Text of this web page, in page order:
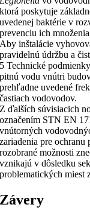
ktorá poskytuje
uvedenej baktérie v
prevenciu ich
Aby inštalácie
pravidelnú údržbu a
5 Technické
pitnú vodu vnútri
prehľadne uvedené
častiach vodovodov.
Z ďalších súvisiacich
označením STN EN
vnútorných
zariadenia pre
rozobrané možnosti
vznikajú v dôsledku
problematických miest
Závery